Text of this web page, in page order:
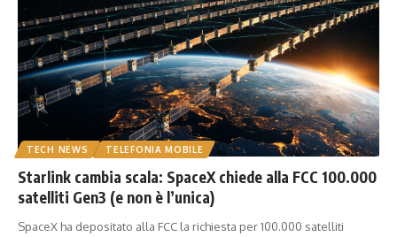
TECH NEWS TELEFONIA MOBILE
Starlink cambia scala: SpaceX chiede alla FCC 100.000
satelliti Gen3 (e non è l’unica)
SpaceX ha depositato alla FCC la richiesta per 100.000 satelliti